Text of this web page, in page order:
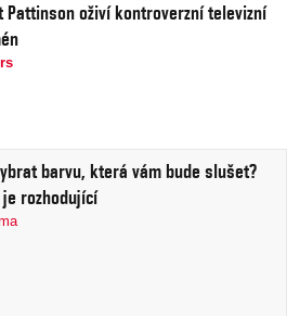
Pattinson oživí kontroverzní televizní
barvu, která vám bude slušet?
je rozhodující